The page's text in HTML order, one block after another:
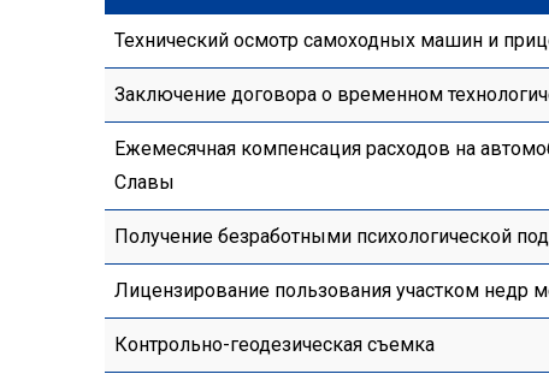
Технический осмотр самоходных машин и
Заключение договора о временном
Ежемесячная компенсация расходов на
Славы
Получение безработными психологической
Лицензирование пользования участком недр
Контрольно-геодезическая съемка